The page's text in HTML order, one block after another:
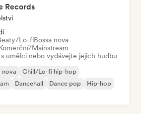
Records
Lo-fiBossa nova
Mainstream
umělci nebo vydávejte jejich hudbu
nova
Chill/Lo-fi hip-hop
Dancehall Dance pop
Hip-hop